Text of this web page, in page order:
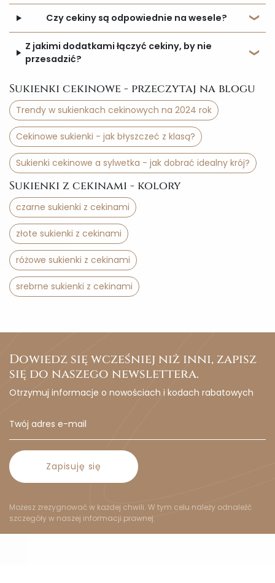
Czy cekiny są odpowiednie na wesele?
Z jakimi dodatkami łączyć cekiny, by nie
przesadzić?
Sukienki cekinowe - przeczytaj na blogu
Trendy w sukienkach cekinowych na 2024 rok
Cekinowe sukienki - jak błyszczeć z klasą?
Sukienki cekinowe a sylwetka - jak dobrać idealny krój?
Sukienki z cekinami - kolory
czarne sukienki z cekinami
złote sukienki z cekinami
różowe sukienki z cekinami
srebrne sukienki z cekinami
Dowiedz się wcześniej niż inni, zapisz
się do naszego newslettera.
Otrzymuj informacje o nowościach i kodach rabatowych
Zapisuję się
Możesz zrezygnować w każdej chwili. W tym celu należy odnaleźć
szczegóły w naszej informacji prawnej.